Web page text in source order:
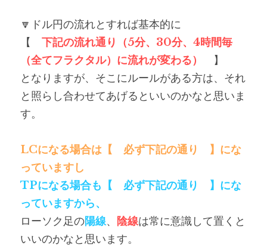
🔽ドル円の流れとすれば基本的に
【 下記の流れ通り（5分、30分、4時間毎
（全てフラクタル）に流れが変わる）
】
となりますが、そこにルールがある方は、それ
と照らし合わせてあげるといいのかなと思いま
す。
LCになる場合は【　必ず下記の通り　】にな
っていますし
TPになる場合も【　必ず下記の通り　】にな
っていますから、
ローソク足の陽線、 陰線は常に意識して置くと
いいのかなと思います。